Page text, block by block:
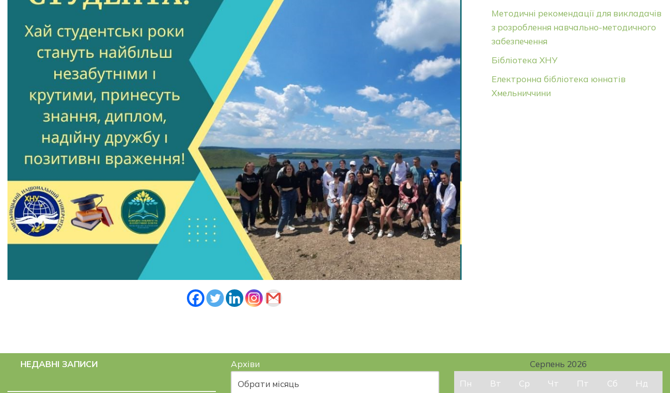
Методичні рекомендації для викладачів
з розроблення навчально-методичного
забезпечення
Бібліотека ХНУ
Електронна бібліотека юннатів
Хмельниччини
НЕДАВНІ ЗАПИСИ Архіви
Серпень 2026
Пн
Вт Ср Чт Пт Сб Нд